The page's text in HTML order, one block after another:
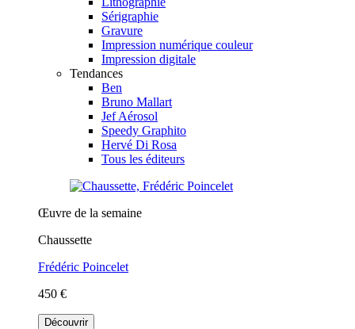
Sérigraphie
Gravure
Impression numérique couleur
Impression digitale
Tendances
Ben
Bruno Mallart
Jef Aérosol
Speedy Graphito
Hervé Di Rosa
Tous les éditeurs
Œuvre de la semaine
Chaussette
Frédéric Poincelet
450 €
Découvrir